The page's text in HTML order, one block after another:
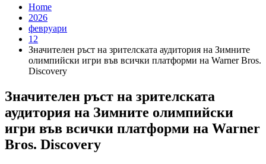
Home
2026
февруари
12
Значителен ръст на зрителската аудитория на Зимните
олимпийски игри във всички платформи на Warner Bros.
Discovery
Значителен ръст на зрителската
аудитория на Зимните олимпийски
игри във всички платформи на Warner
Bros. Discovery